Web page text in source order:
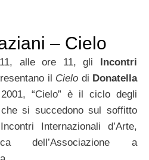
– Cielo
alle ore 11, gli Incontri
il Cielo di Donatella
“Cielo” è il ciclo degli
si succedono sul soffitto
Internazionali d’Arte,
dell’Associazione a